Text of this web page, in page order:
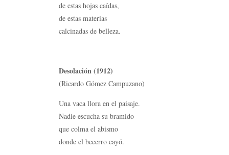
de estas hojas caídas,
de estas materias
calcinadas de belleza.
Desolación (1912)
(Ricardo Gómez Campuzano)
Una vaca llora en el paisaje.
Nadie escucha su bramido
que colma el abismo
donde el becerro cayó.